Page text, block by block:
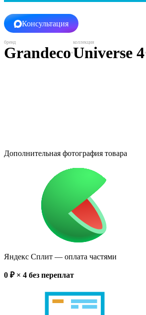
Консультация
GrandecoUniverse 4
Дополнительная фотография товара
Яндекс Сплит — оплата частями
0 ₽ × 4 без переплат